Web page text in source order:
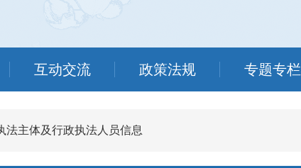
互动交流 政策法规 专题专栏
法主体及行政执法人员信息